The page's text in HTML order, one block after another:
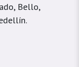
Bello,